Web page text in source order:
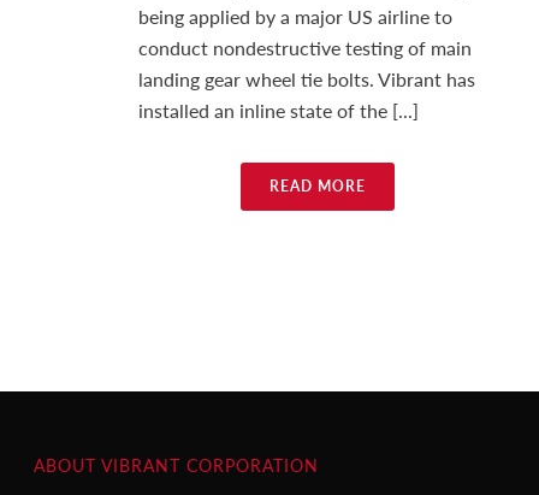
being applied by a major US airline to
conduct nondestructive testing of main
landing gear wheel tie bolts. Vibrant has
installed an inline state of the [...]
READ MORE
ABOUT VIBRANT CORPORATION